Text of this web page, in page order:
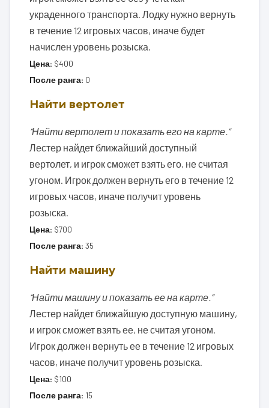
украденного транспорта. Лодку нужно вернуть
в течение 12 игровых часов, иначе будет
начислен уровень розыска.
Цена: $400
После ранга: 0
Найти вертолет
“Найти вертолет и показать его на карте.”
Лестер найдет ближайший доступный
вертолет, и игрок сможет взять его, не считая
угоном. Игрок должен вернуть его в течение 12
игровых часов, иначе получит уровень
розыска.
Цена: $700
После ранга: 35
Найти машину
“Найти машину и показать ее на карте.”
Лестер найдет ближайшую доступную машину,
и игрок сможет взять ее, не считая угоном.
Игрок должен вернуть ее в течение 12 игровых
часов, иначе получит уровень розыска.
Цена: $100
После ранга: 15